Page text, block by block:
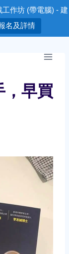
工作坊 (帶電腦) - 建
名及詳情
，早買